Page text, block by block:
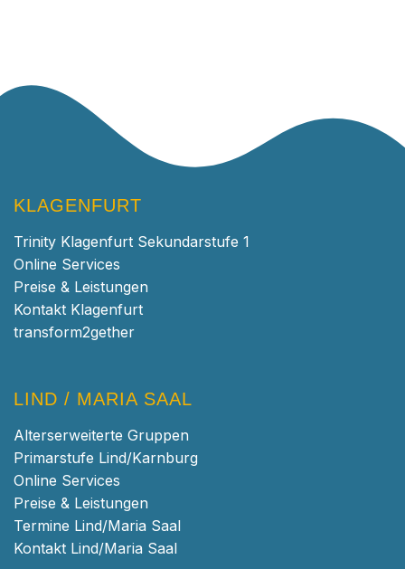
KLAGENFURT
Trinity Klagenfurt Sekundarstufe 1
Online Services
Preise & Leistungen
Kontakt Klagenfurt
transform2gether
LIND / MARIA SAAL
Alterserweiterte Gruppen
Primarstufe Lind/Karnburg
Online Services
Preise & Leistungen
Termine Lind/Maria Saal
Kontakt Lind/Maria Saal